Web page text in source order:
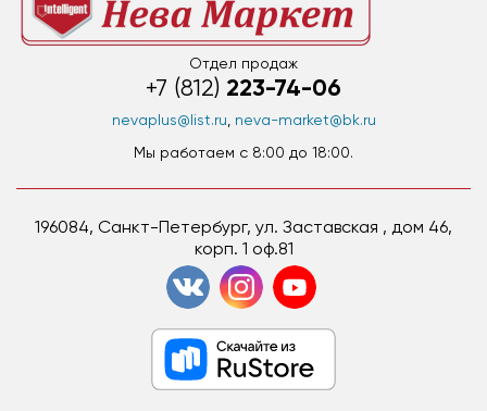
Отдел продаж
+7 (812) 223-74-06
nevaplus@list.ru neva-market@bk.ru
Мы работаем c 8:00 до 18:00.
196084, Санкт-Петербург, ул. Заставская , дом 46,
корп. 1 оф.81